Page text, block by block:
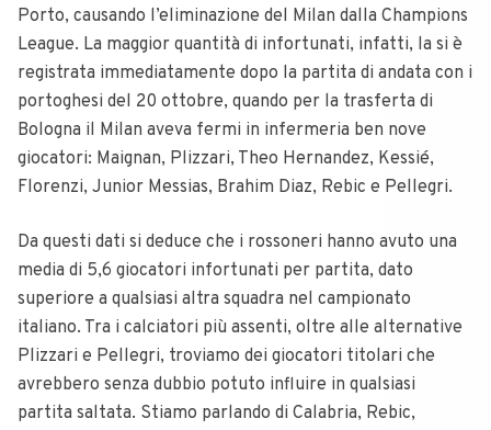
Porto, causando l’eliminazione del Milan dalla Champions
League. La maggior quantità di infortunati, infatti, la si è
registrata immediatamente dopo la partita di andata con i
portoghesi del 20 ottobre, quando per la trasferta di
Bologna il Milan aveva fermi in infermeria ben nove
giocatori: Maignan, Plizzari, Theo Hernandez, Kessié,
Florenzi, Junior Messias, Brahim Diaz, Rebic e Pellegri.
Da questi dati si deduce che i rossoneri hanno avuto una
media di 5,6 giocatori infortunati per partita, dato
superiore a qualsiasi altra squadra nel campionato
italiano. Tra i calciatori più assenti, oltre alle alternative
Plizzari e Pellegri, troviamo dei giocatori titolari che
avrebbero senza dubbio potuto influire in qualsiasi
partita saltata. Stiamo parlando di Calabria, Rebic,